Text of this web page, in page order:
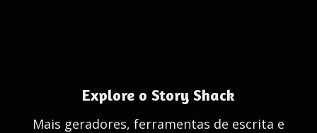
Explore o Story Shack
Mais geradores, ferramentas de escrita e